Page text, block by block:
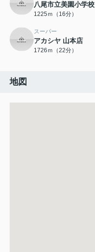
八尾市立美園小学校
1225ｍ（16分）
スーパー
アカシヤ 山本店
1726ｍ（22分）
地図